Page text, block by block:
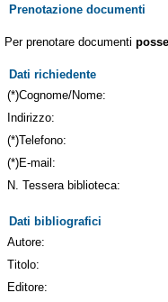
Prenotazione documenti
Per prenotare documenti
Dati richiedente
(*)Cognome/Nome:
Indirizzo:
(*)Telefono:
(*)E-mail:
N. Tessera biblioteca:
Dati bibliografici
Autore:
Titolo:
Editore: